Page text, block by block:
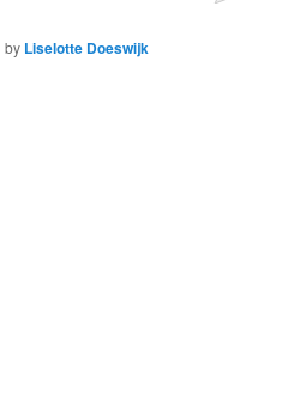
by Liselotte Doeswijk